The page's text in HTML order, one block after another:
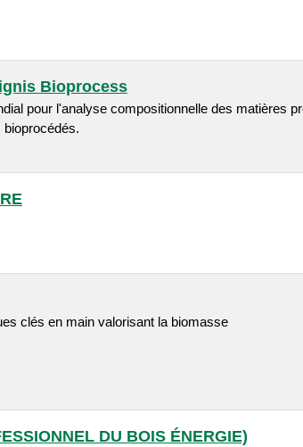
Bioprocess
pour l'analyse compositionnelle des matières
clés en main valorisant la biomasse
DU BOIS ÉNERGIE)